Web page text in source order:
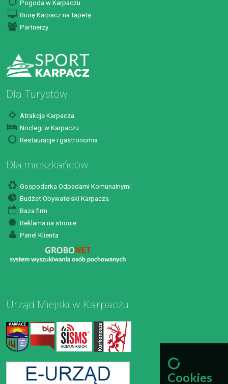
Pogoda w Karpaczu
Biorę Karpacz na tapetę
Partnerzy
Dla Turystów
Atrakcje Karpacza
Noclegi w Karpaczu
Restauracje i gastronomia
Dla mieszkańców
Gospodarka Odpadami Komunalnymi
Budżet Obywatelski Karpacza
Baza firm
Reklama na stronie
Panel Klienta
Urząd Miejski w Karpaczu
Cookies